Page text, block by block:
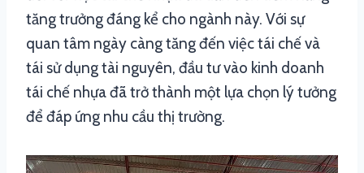
tăng trưởng đáng kể cho ngành này. Với sự
quan tâm ngày càng tăng đến việc tái chế và
tái sử dụng tài nguyên, đầu tư vào kinh doanh
tái chế nhựa đã trở thành một lựa chọn lý tưởng
để đáp ứng nhu cầu thị trường.